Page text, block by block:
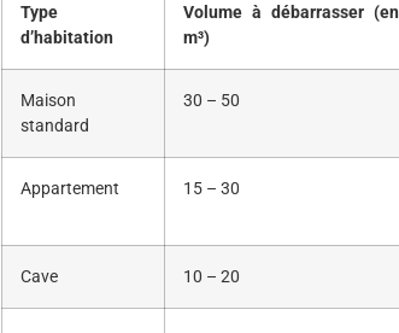
Type
d’habitation
Volume à débarrasser (en
m³)
Maison
standard
30 – 50
Appartement 15 – 30
Cave 10 – 20